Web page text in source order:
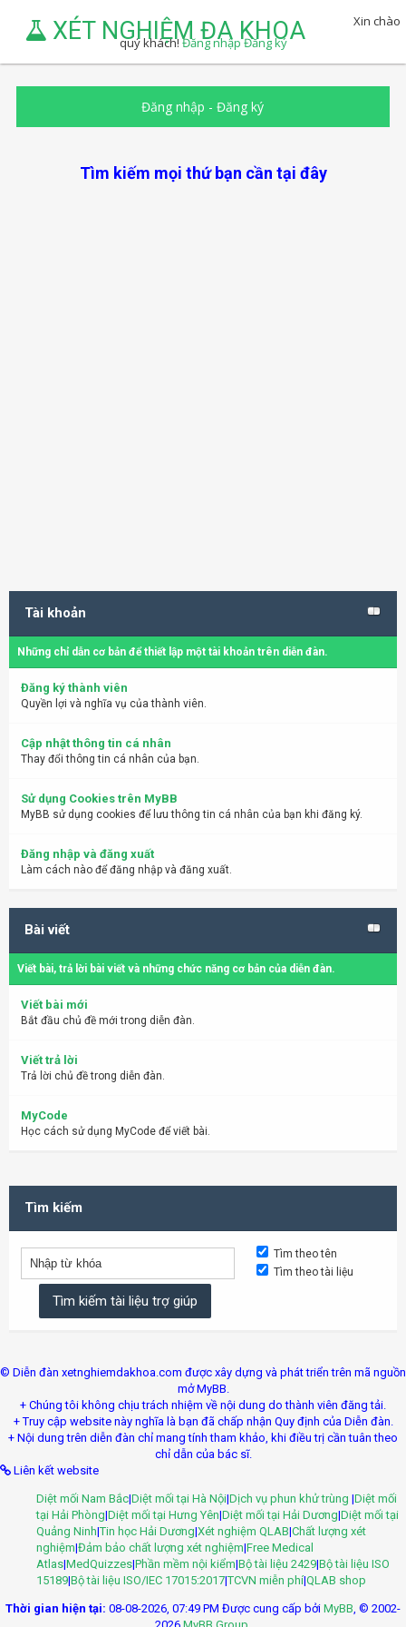
XÉT NGHIỆM ĐA KHOA
Xin chào
quý khách!Đăng nhậpĐăng ký
Đăng nhập -Đăng ký
Tìm kiếm mọi thứ bạn cần tại đây
Tài khoản
Những chỉ dẫn cơ bản để thiết lập một tài khoản trên diễn đàn.
Đăng ký thành viên
Quyền lợi và nghĩa vụ của thành viên.
Cập nhật thông tin cá nhân
Thay đổi thông tin cá nhân của bạn.
Sử dụng Cookies trên MyBB
MyBB sử dụng cookies để lưu thông tin cá nhân của bạn khi đăng ký.
Đăng nhập và đăng xuất
Làm cách nào để đăng nhập và đăng xuất.
Bài viết
Viết bài, trả lời bài viết và những chức năng cơ bản của diễn đàn.
Viết bài mới
Bắt đầu chủ đề mới trong diễn đàn.
Viết trả lời
Trả lời chủ đề trong diễn đàn.
MyCode
Học cách sử dụng MyCode để viết bài.
Tìm kiếm
Tìm theo tên
Tìm theo tài liệu
© Diễn đàn xetnghiemdakhoa.com được xây dựng và phát triển trên mã nguồn
mở MyBB.
+ Chúng tôi không chịu trách nhiệm về nội dung do thành viên đăng tải.
+ Truy cập website này nghĩa là bạn đã chấp nhận Quy định của Diễn đàn.
+ Nội dung trên diễn đàn chỉ mang tính tham khảo, khi điều trị cần tuân theo
chỉ dẫn của bác sĩ.
Liên kết website
Diệt mối Nam Bắc|Diệt mối tại Hà Nội|Dịch vụ phun khử trùng |Diệt mối
tại Hải Phòng|Diệt mối tại Hưng Yên|Diệt mối tại Hải Dương|Diệt mối tại
Quảng Ninh|Tin học Hải Dương|Xét nghiệm QLAB|Chất lượng xét
nghiệm|Đảm bảo chất lượng xét nghiệm|Free Medical
Atlas|MedQuizzes|Phần mềm nội kiểm|Bộ tài liệu 2429|Bộ tài liệu ISO
15189|Bộ tài liệu ISO/IEC 17015:2017|TCVN miễn phí|QLAB shop
Thời gian hiện tại: 08-08-2026, 07:49 PM Được cung cấp bởi MyBB, © 2002-